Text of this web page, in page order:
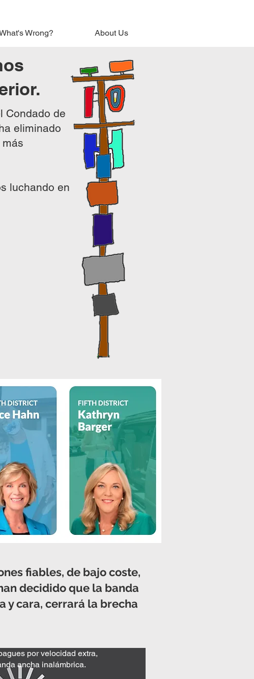
Wrong? About Us
Condado de
eliminado
luchando en
fiables, de bajo coste,
decidido que la banda
y cara, cerrará la brecha
por velocidad extra,
ancha inalámbrica.